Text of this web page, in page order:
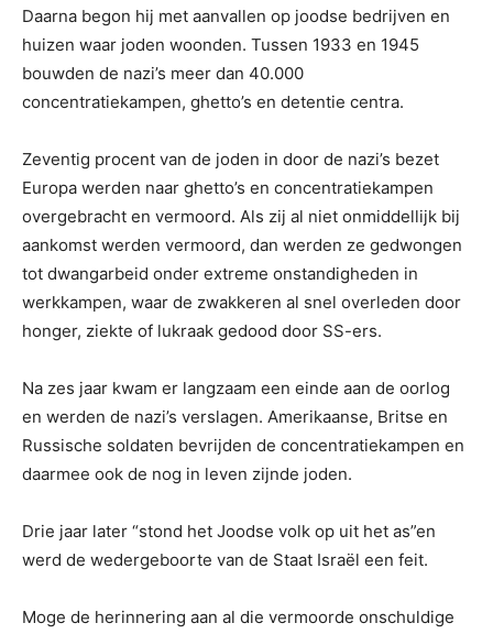
Daarna begon hij met aanvallen op joodse bedrijven en
huizen waar joden woonden. Tussen 1933 en 1945
bouwden de nazi’s meer dan 40.000
concentratiekampen, ghetto’s en detentie centra.
Zeventig procent van de joden in door de nazi’s bezet
Europa werden naar ghetto’s en concentratiekampen
overgebracht en vermoord. Als zij al niet onmiddellijk bij
aankomst werden vermoord, dan werden ze gedwongen
tot dwangarbeid onder extreme onstandigheden in
werkkampen, waar de zwakkeren al snel overleden door
honger, ziekte of lukraak gedood door SS-ers.
Na zes jaar kwam er langzaam een einde aan de oorlog
en werden de nazi’s verslagen. Amerikaanse, Britse en
Russische soldaten bevrijden de concentratiekampen en
daarmee ook de nog in leven zijnde joden.
Drie jaar later “stond het Joodse volk op uit het as”en
werd de wedergeboorte van de Staat Israël een feit.
Moge de herinnering aan al die vermoorde onschuldige